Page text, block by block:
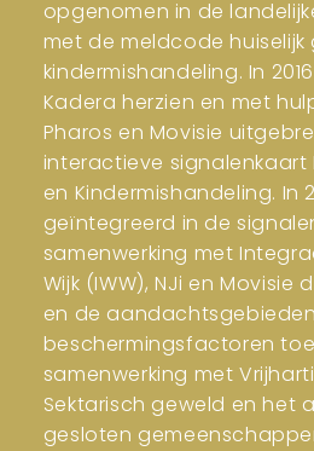
opgenomen in de
met de meldcode huiselijk
kindermishandeling. In
Kadera herzien en met
Pharos en Movisie
interactieve signalenkaart
en Kindermishandeling. In
geïntegreerd in de
samenwerking met
Wijk (IWW), NJi en Movisie
en de
beschermingsfactoren
samenwerking met
Sektarisch geweld en het
gesloten